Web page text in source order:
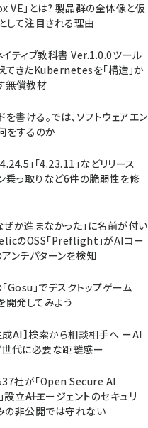
VE」とは? 製品群の全体像と仮
して注目される理由
ティブ教科書 Ver.1.0.0――ツール
てきたKubernetesを「構造」か
無償教材
書ける。では、ソフトウェアエン
をするのか
」「4.23.11」などリリース ─
乗っ取りなど6件の脆弱性を修
ぜか進まなかった」に名前が付い
のOSS「Preflight」がAIコー
アンチパターンを検知
「Gosu」でデスクトップゲーム
開発してみよう
成AI】検索から相談相手へ ーAI
世代に必要な距離感ー
社が「Open Secure AI
立――AIエージェントのセキュリ
の非公開では守れない